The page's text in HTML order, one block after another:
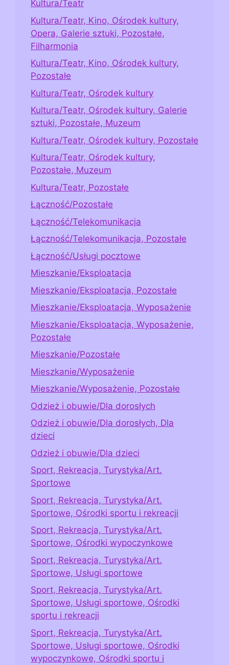
Kultura/Teatr
Kultura/Teatr, Kino, Ośrodek kultury,
Opera, Galerie sztuki, Pozostałe,
Filharmonia
Kultura/Teatr, Kino, Ośrodek kultury,
Pozostałe
Kultura/Teatr, Ośrodek kultury
Kultura/Teatr, Ośrodek kultury, Galerie
sztuki, Pozostałe, Muzeum
Kultura/Teatr, Ośrodek kultury, Pozostałe
Kultura/Teatr, Ośrodek kultury,
Pozostałe, Muzeum
Kultura/Teatr, Pozostałe
Łączność/Pozostałe
Łączność/Telekomunikacja
Łączność/Telekomunikacja, Pozostałe
Łączność/Usługi pocztowe
Mieszkanie/Eksploatacja
Mieszkanie/Eksploatacja, Pozostałe
Mieszkanie/Eksploatacja, Wyposażenie
Mieszkanie/Eksploatacja, Wyposażenie,
Pozostałe
Mieszkanie/Pozostałe
Mieszkanie/Wyposażenie
Mieszkanie/Wyposażenie, Pozostałe
Odzież i obuwie/Dla dorosłych
Odzież i obuwie/Dla dorosłych, Dla
dzieci
Odzież i obuwie/Dla dzieci
Sport, Rekreacja, Turystyka/Art.
Sportowe
Sport, Rekreacja, Turystyka/Art.
Sportowe, Ośrodki sportu i rekreacji
Sport, Rekreacja, Turystyka/Art.
Sportowe, Ośrodki wypoczynkowe
Sport, Rekreacja, Turystyka/Art.
Sportowe, Usługi sportowe
Sport, Rekreacja, Turystyka/Art.
Sportowe, Usługi sportowe, Ośrodki
sportu i rekreacji
Sport, Rekreacja, Turystyka/Art.
Sportowe, Usługi sportowe, Ośrodki
wypoczynkowe, Ośrodki sportu i